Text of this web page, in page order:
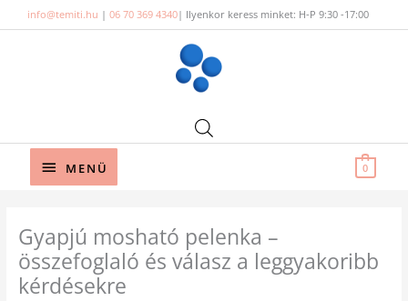
to
info@temiti.hu | 06 70 369 4340| Ilyenkor keress minket: H-P 9:30 -17:00
Below
MENÜ 0
Gyapjú mosható pelenka –
összefoglaló és válasz a leggyakoribb
kérdésekre